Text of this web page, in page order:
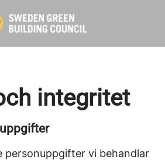
integritet
personuppgifter vi behandlar